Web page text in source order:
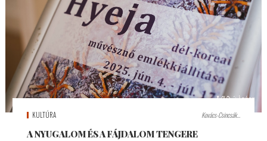
KULTÚRA Kovács-Csincsák...
A NYUGALOM ÉS A FÁJDALOM TENGERE